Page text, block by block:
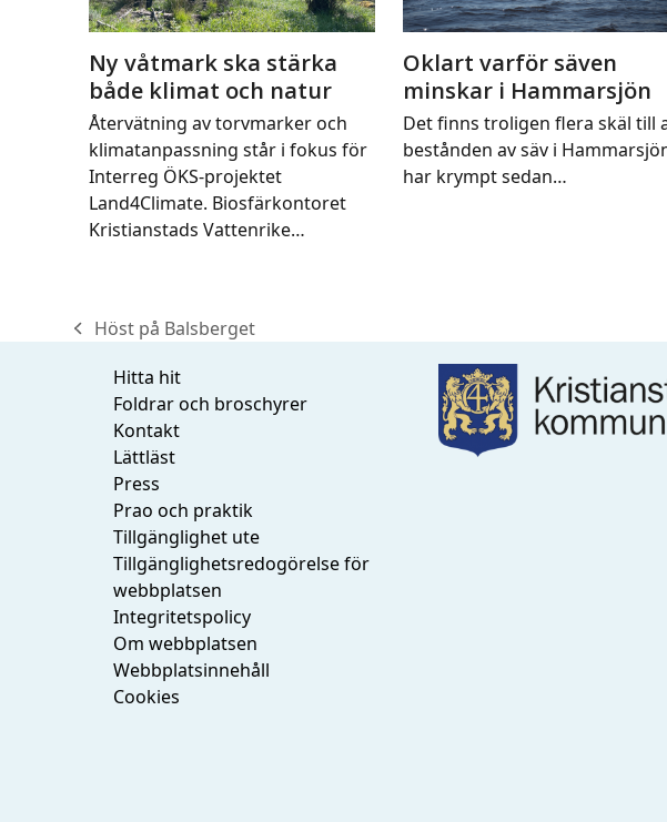
Ny våtmark ska stärka
både klimat och natur
Återvätning av torvmarker och
klimatanpassning står i fokus för
Interreg ÖKS-projektet
Land4Climate. Biosfärkontoret
Kristianstads Vattenrike…
Oklart varför säven
minskar i Hammarsjön
Det finns troligen flera skäl till
bestånden av säv i
har krympt sedan…
previous
post:
Höst på Balsberget
Hitta hit
Foldrar och broschyrer
Kontakt
Lättläst
Press
Prao och praktik
Tillgänglighet ute
Tillgänglighetsredogörelse för
webbplatsen
Integritetspolicy
Om webbplatsen
Webbplatsinnehåll
Cookies